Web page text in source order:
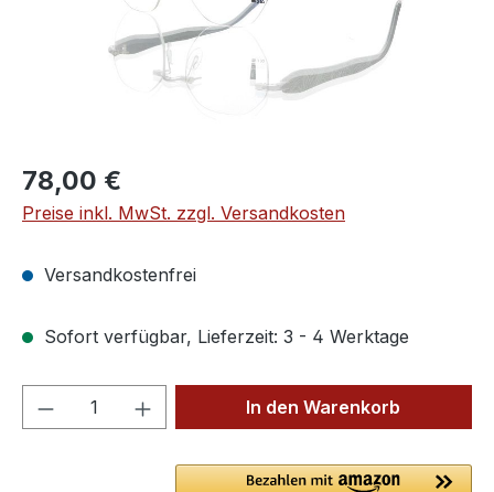
Regulärer Preis:
78,00 €
Preise inkl. MwSt. zzgl. Versandkosten
Versandkostenfrei
Sofort verfügbar, Lieferzeit: 3 - 4 Werktage
Produkt Anzahl: Gib denIn den Warenkorb